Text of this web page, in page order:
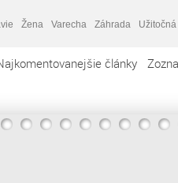
Žena Varecha Záhrada Užitočná
články